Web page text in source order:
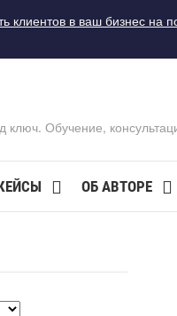
клиентов в ваш бизнес на
ключ. Обучение,
ОБ АВТОРЕ